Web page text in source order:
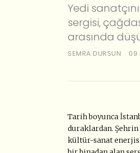
Yedi
sergisi,
arasında
SEMRA DURSUN 09
Tarih boyunca
duraklardan. Şehrin
kültür-sanat